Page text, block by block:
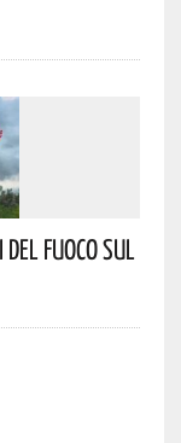
Fuoco Sul